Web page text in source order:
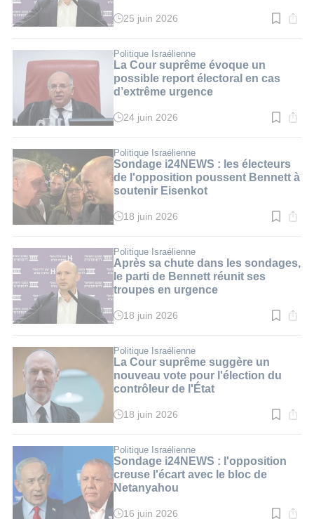
Temps
:
5
min.
25 juin 2026
Politique Israélienne
La Cour suprême évoque un
possible report électoral en cas
d’extrême urgence
Temps
:
2
min.
24 juin 2026
Politique Israélienne
Sondage i24NEWS : les électeurs
de l'opposition poussent Bennett à
soutenir Eisenkot
Temps
:
2
min.
18 juin 2026
Politique Israélienne
Après sa chute dans les sondages,
le parti de Bennett réunit ses
troupes en urgence
Temps
:
2
min.
18 juin 2026
Politique Israélienne
La Cour suprême suggère un
nouveau vote pour l'élection du
contrôleur de l'État
Temps
:
3
min.
18 juin 2026
Politique Israélienne
Sondage i24NEWS : l'opposition
creuse l'écart avec le bloc de
Netanyahou
16 juin 2026